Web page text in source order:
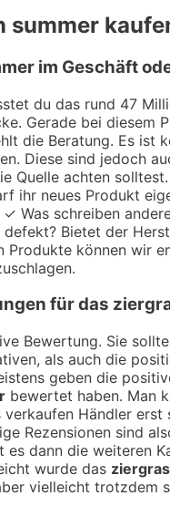
summer
im Geschäft
du das rund 47
Gerade bei diesem
die Beratung. Es ist
Diese sind jedoch
Quelle achten
ihr neues Produkt
Was schreiben
Bietet der
Produkte können wir
für das
Bewertung. Sie
als auch die
geben die
bewertet haben. Man
Händler erst
Rezensionen sind
dann die weiteren
wurde das
vielleicht trotzdem